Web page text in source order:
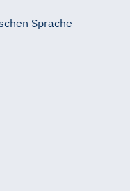
Sprache